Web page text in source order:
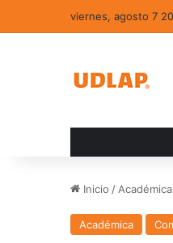
viernes, agosto 7
Inicio / Académica
Académica